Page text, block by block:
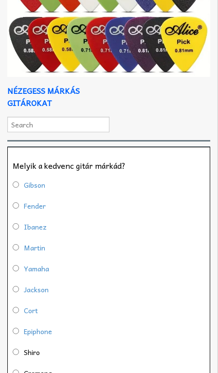
NÉZEGESS MÁRKÁS
GITÁROKAT
Melyik a kedvenc gitár márkád?
Gibson
Fender
Ibanez
Martin
Yamaha
Jackson
Cort
Epiphone
Shiro